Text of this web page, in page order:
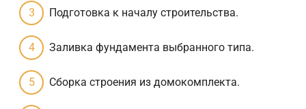
Подготовка к началу строительства.
Заливка фундамента выбранного типа.
Сборка строения из домокомплекта.